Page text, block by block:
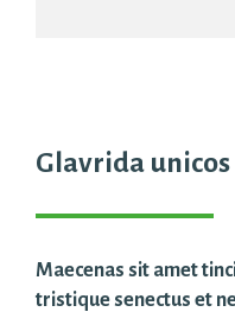
Glavrida
Maecenas sit amet
tristique senectus et